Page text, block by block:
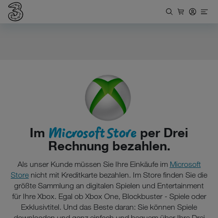
Im Microsoft Store per Drei
Rechnung bezahlen.
Als unser Kunde müssen Sie Ihre Einkäufe im Microsoft
Store nicht mit Kreditkarte bezahlen. Im Store finden Sie die
größte Sammlung an digitalen Spielen und Entertainment
für Ihre Xbox. Egal ob Xbox One, Blockbuster - Spiele oder
Exklusivtitel. Und das Beste daran: Sie können Spiele